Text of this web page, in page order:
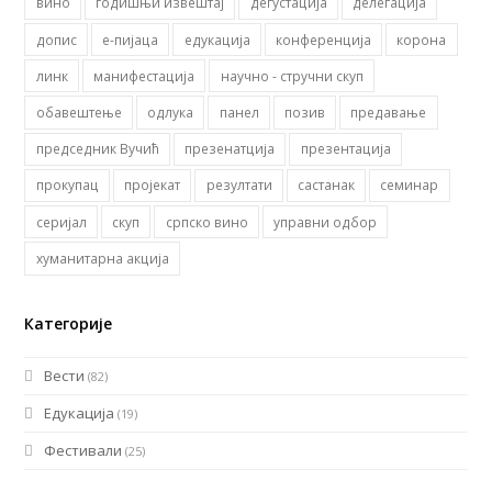
допис
е-пијаца едукација конференција
корона
линк
манифестација
научно - стручни скуп
обавештење
одлука панел позив
предавање
председник Вучић
презенатција
презентација
прокупац
пројекат резултати састанак
семинар
серијал
скуп српско вино
управни одбор
хуманитарна акција
Категорије
Вести (82)
Едукација (19)
Фестивали (25)